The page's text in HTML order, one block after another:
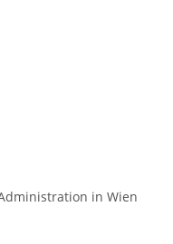
in Wien